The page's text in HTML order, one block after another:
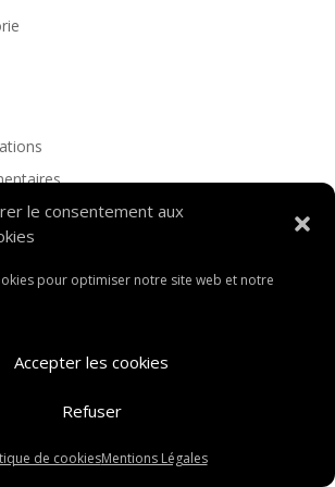
le consentement aux
pour optimiser notre site web et notre
Accepter les cookies
Refuser
de cookiesMentions Légales
FR